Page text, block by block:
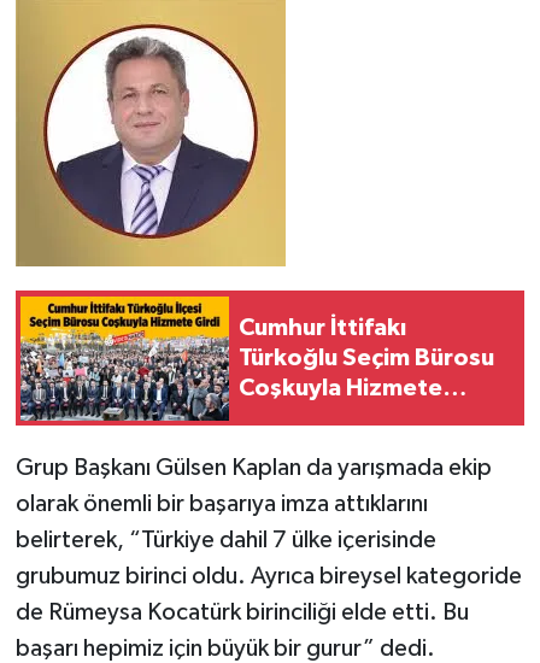
Cumhur İttifakı
Türkoğlu Seçim Bürosu
Coşkuyla Hizmete
Grup Başkanı Gülsen Kaplan da yarışmada ekip
olarak önemli bir başarıya imza attıklarını
belirterek, “Türkiye dahil 7 ülke içerisinde
grubumuz birinci oldu. Ayrıca bireysel kategoride
de Rümeysa Kocatürk birinciliği elde etti. Bu
başarı hepimiz için büyük bir gurur” dedi.